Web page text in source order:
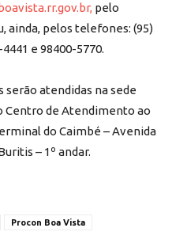
pelo
ainda, pelos telefones: (95)
e 98400-5770.
serão atendidas na sede
Centro de Atendimento ao
do Caimbé – Avenida
– 1º andar.
Procon Boa Vista